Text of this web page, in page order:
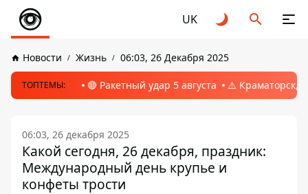
UK
Новости Жизнь 06:03, 26 Декабря 2025
ТОПТЕМЫ: 🔴 Ракетный удар 5 августа ⚠️ Краматорск,
06:03, 26 декабря 2025
Какой сегодня, 26 декабря, праздник:
Международный день крупье и
конфеты трости